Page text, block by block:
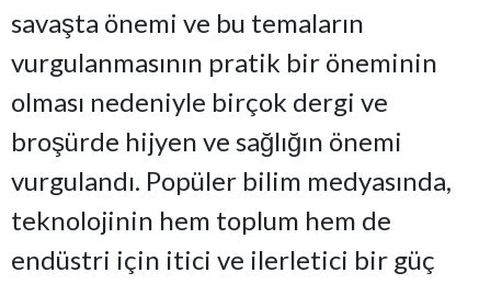
savaşta önemi ve bu temaların
vurgulanmasının pratik bir öneminin
olması nedeniyle birçok dergi ve
broşürde hijyen ve sağlığın önemi
vurgulandı. Popüler bilim medyasında,
teknolojinin hem toplum hem de
endüstri için itici ve ilerletici bir güç